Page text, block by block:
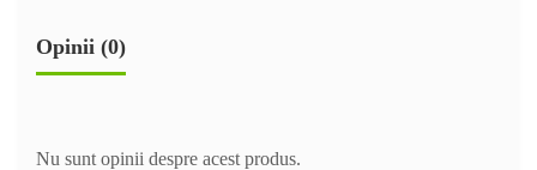
Opinii (0)
Nu sunt opinii despre acest produs.